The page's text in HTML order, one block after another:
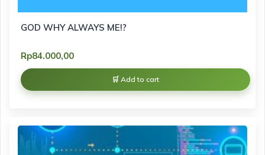
GOD WHY ALWAYS ME!?
Rp84.000,00
Add to cart